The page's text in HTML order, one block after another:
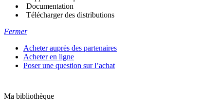
Documentation
Télécharger des distributions
Fermer
Acheter auprès des partenaires
Acheter en ligne
Poser une question sur l’achat
Ma bibliothèque